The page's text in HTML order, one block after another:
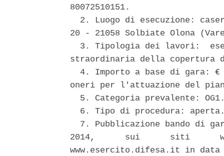
80072510151.
2. Luogo di esecuzione:
20 - 21058 Solbiate Olona
3. Tipologia dei lavori:
straordinaria della copertura
4. Importo a base di gara:
oneri per l'attuazione del
5. Categoria prevalente:
6. Tipo di procedura:
7. Pubblicazione bando di
2014,      sui      siti
www.esercito.difesa.it in